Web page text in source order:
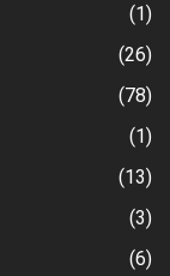
(1)
(26)
(78)
(1)
(13)
(3)
(6)